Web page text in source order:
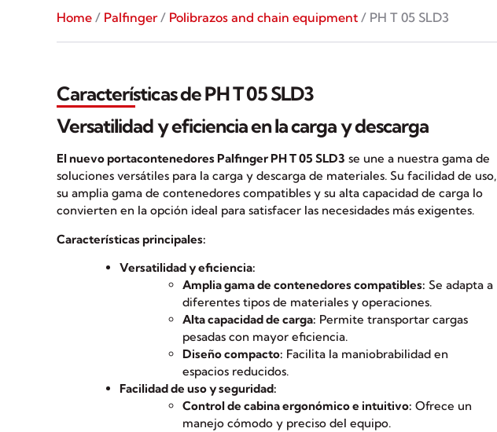
Home / Palfinger/ Polibrazos and chain equipment / PH T 05 SLD3
Características de PH T 05 SLD3
Versatilidad y eficiencia en la carga y descarga
El nuevo portacontenedores Palfinger PH T 05 SLD3 se une a nuestra gama de
soluciones versátiles para la carga y descarga de materiales. Su facilidad de uso,
su amplia gama de contenedores compatibles y su alta capacidad de carga lo
convierten en la opción ideal para satisfacer las necesidades más exigentes.
Características principales:
Versatilidad y eficiencia:
Amplia gama de contenedores compatibles: Se adapta a
diferentes tipos de materiales y operaciones.
Alta capacidad de carga: Permite transportar cargas
pesadas con mayor eficiencia.
Diseño compacto: Facilita la maniobrabilidad en
espacios reducidos.
Facilidad de uso y seguridad:
Control de cabina ergonómico e intuitivo: Ofrece un
manejo cómodo y preciso del equipo.